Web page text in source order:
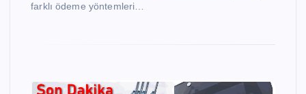
farklı ödeme yöntemleri…